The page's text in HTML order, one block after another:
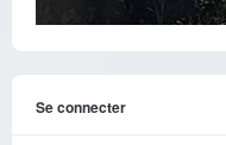
Se connecter